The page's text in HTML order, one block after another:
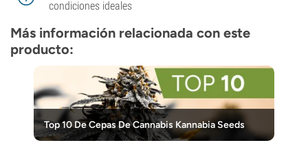
condiciones ideales
Más información relacionada con este
producto:
Top 10 De Cepas De Cannabis Kannabia Seeds